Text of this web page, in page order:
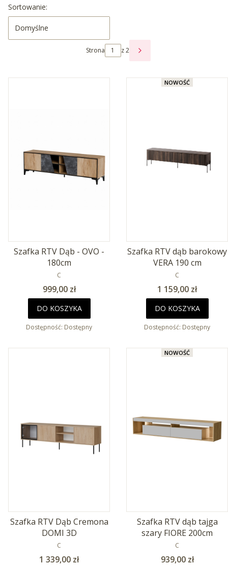
Lista produktów
Sortowanie:
Domyślne
Strona z 2
NASTĘPNE PRODUKTY
Szafka RTV Dąb - OVO -
180cm
PRODUCENT
C
Cena
999,00 zł
DO KOSZYKA
Dostępność: Dostępny
NOWOŚĆ
Szafka RTV dąb barokowy
VERA 190 cm
PRODUCENT
C
Cena
1 159,00 zł
DO KOSZYKA
Dostępność: Dostępny
Szafka RTV Dąb Cremona
DOMI 3D
PRODUCENT
C
Cena
1 339,00 zł
NOWOŚĆ
Szafka RTV dąb tajga
szary FIORE 200cm
PRODUCENT
C
Cena
939,00 zł